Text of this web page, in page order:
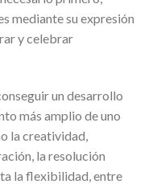
mediante su expresión
y celebrar
un desarrollo
más amplio de uno
la creatividad,
la resolución
la flexibilidad, entre